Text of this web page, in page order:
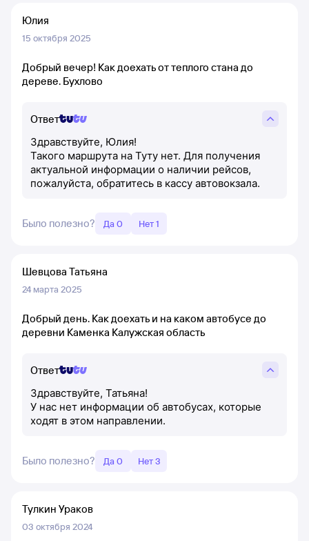
Юлия
15 октября 2025
Добрый вечер! Как доехать от теплого стана до
дереве. Бухлово
Ответ
Здравствуйте, Юлия!
Такого маршрута на Туту нет. Для получения
актуальной информации о наличии рейсов,
пожалуйста, обратитесь в кассу автовокзала.
Было полезно? Да 0 Нет 1
Шевцова Татьяна
24 марта 2025
Добрый день. Как доехать и на каком автобусе до
деревни Каменка Калужская область
Ответ
Здравствуйте, Татьяна!
У нас нет информации об автобусах, которые
ходят в этом направлении.
Было полезно? Да 0 Нет 3
Тулкин Ураков
03 октября 2024